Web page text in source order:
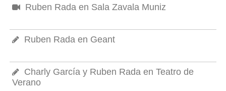
Ruben Rada en Sala Zavala Muniz
Ruben Rada en Geant
Charly García y Ruben Rada en Teatro de
Verano